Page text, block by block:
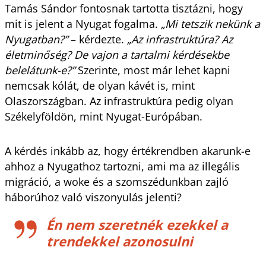
Tamás Sándor fontosnak tartotta tisztázni, hogy
mit is jelent a Nyugat fogalma. „Mi tetszik nekünk a
Nyugatban?”– kérdezte. „Az infrastruktúra? Az
életminőség? De vajon a tartalmi kérdésekbe
belelátunk-e?”Szerinte, most már lehet kapni
nemcsak kólát, de olyan kávét is, mint
Olaszországban. Az infrastruktúra pedig olyan
Székelyföldön, mint Nyugat-Európában.
A kérdés inkább az, hogy értékrendben akarunk-e
ahhoz a Nyugathoz tartozni, ami ma az illegális
migráció, a woke és a szomszédunkban zajló
háborúhoz való viszonyulás jelenti?
Én nem szeretnék ezekkel a
trendekkel azonosulni